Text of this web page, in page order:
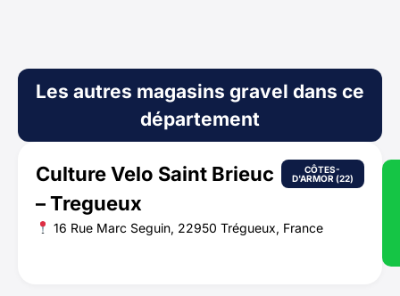
Les autres magasins gravel dans ce
département
Culture Velo Saint Brieuc
– Tregueux
CÔTES-
D'ARMOR (22)
16 Rue Marc Seguin, 22950 Trégueux, France